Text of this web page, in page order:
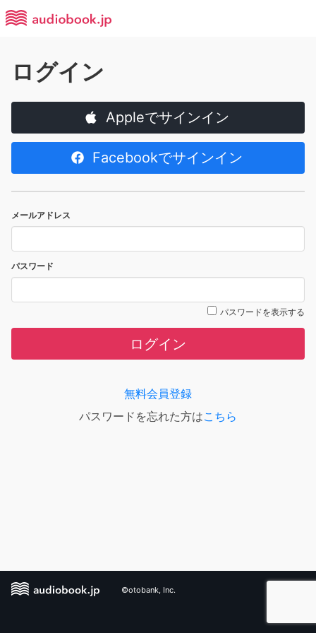
ログイン
Appleでサインイン
Facebookでサインイン
メールアドレス
パスワード
パスワードを表示する
ログイン
無料会員登録
パスワードを忘れた方はこちら
©otobank, Inc.